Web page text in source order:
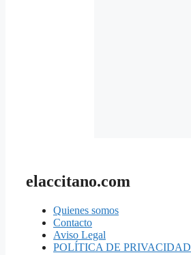
elaccitano.com
Quienes somos
Contacto
Aviso Legal
POLÍTICA DE PRIVACIDAD